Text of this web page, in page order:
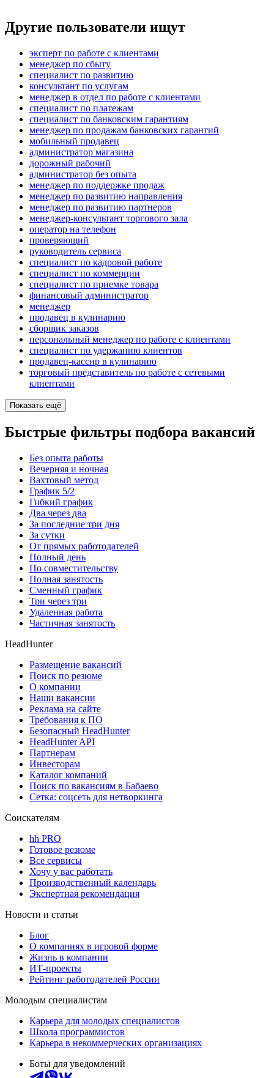
Другие пользователи ищут
эксперт по работе с клиентами
менеджер по сбыту
специалист по развитию
консультант по услугам
менеджер в отдел по работе с клиентами
специалист по платежам
специалист по банковским гарантиям
менеджер по продажам банковских гарантий
мобильный продавец
администратор магазина
дорожный рабочий
администратор без опыта
менеджер по поддержке продаж
менеджер по развитию направления
менеджер по развитию партнеров
менеджер-консультант торгового зала
опeрaтoр нa тeлeфoн
проверяющий
руководитель сервиса
специалист по кадровой работе
специалист по коммерции
специалист по приемке товара
финансовый администратор
менеджер
продавец в кулинарию
сборщик заказов
персональный менеджер по работе с клиентами
специалист по удержанию клиентов
продавец-кассир в кулинарию
торговый представитель по работе с сетевыми
клиентами
Показать ещё
Быстрые фильтры подбора вакансий
Без опыта работы
Вечерняя и ночная
Вахтовый метод
График 5/2
Гибкий график
Два через два
За последние три дня
За сутки
От прямых работодателей
Полный день
По совместительству
Полная занятость
Сменный график
Три через три
Удаленная работа
Частичная занятость
HeadHunter
Размещение вакансий
Поиск по резюме
О компании
Наши вакансии
Реклама на сайте
Требования к ПО
Безопасный HeadHunter
HeadHunter API
Партнерам
Инвесторам
Каталог компаний
Поиск по вакансиям в Бабаево
Сетка: соцсеть для нетворкинга
Соискателям
hh PRO
Готовое резюме
Все сервисы
Хочу у вас работать
Производственный календарь
Экспертная рекомендация
Новости и статьи
Блог
О компаниях в игровой форме
Жизнь в компании
ИТ-проекты
Рейтинг работодателей России
Молодым специалистам
Карьера для молодых специалистов
Школа программистов
Карьера в некоммерческих организациях
Боты для уведомлений